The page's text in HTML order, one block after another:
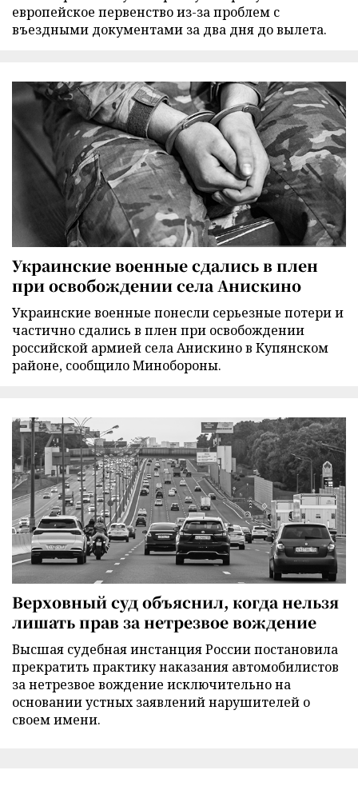
европейское первенство из-за проблем с
въездными документами за два дня до вылета.
Украинские военные сдались в плен
при освобождении села Анискино
Украинские военные понесли серьезные потери и
частично сдались в плен при освобождении
российской армией села Анискино в Купянском
районе, сообщило Минобороны.
Верховный суд объяснил, когда нельзя
лишать прав за нетрезвое вождение
Высшая судебная инстанция России постановила
прекратить практику наказания автомобилистов
за нетрезвое вождение исключительно на
основании устных заявлений нарушителей о
своем имени.